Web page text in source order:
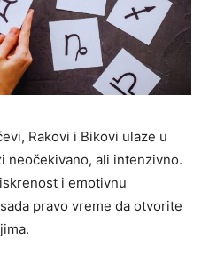
Rakovi i Bikovi ulaze u
neočekivano, ali intenzivno.
i emotivnu
pravo vreme da otvorite